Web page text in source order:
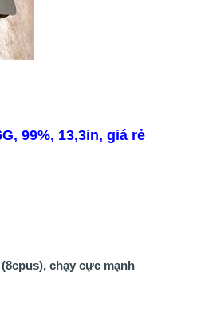
99%, 13,3in, giá rẻ
chạy cực mạnh